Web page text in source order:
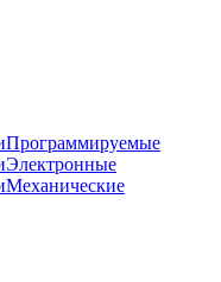
Программируемые
Электронные
Механические